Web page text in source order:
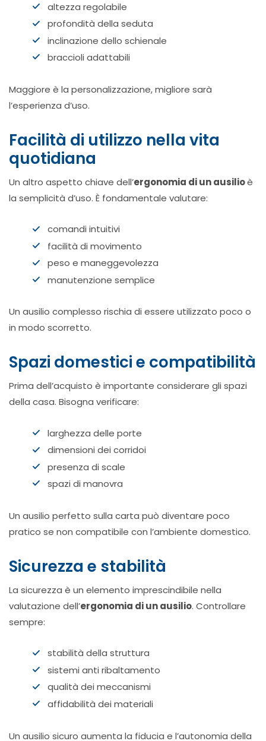
altezza regolabile
profondità della seduta
inclinazione dello schienale
braccioli adattabili
Maggiore è la personalizzazione, migliore sarà
l’esperienza d’uso.
Facilità di utilizzo nella vita
quotidiana
Un altro aspetto chiave dell’ergonomia di un ausilioè
la semplicità d’uso. È fondamentale valutare:
comandi intuitivi
facilità di movimento
peso e maneggevolezza
manutenzione semplice
Un ausilio complesso rischia di essere utilizzato poco o
in modo scorretto.
Spazi domestici e compatibilità
Prima dell’acquisto è importante considerare gli spazi
della casa. Bisogna verificare:
larghezza delle porte
dimensioni dei corridoi
presenza di scale
spazi di manovra
Un ausilio perfetto sulla carta può diventare poco
pratico se non compatibile con l’ambiente domestico.
Sicurezza e stabilità
La sicurezza è un elemento imprescindibile nella
valutazione dell’ergonomia di un ausilio. Controllare
sempre:
stabilità della struttura
sistemi anti ribaltamento
qualità dei meccanismi
affidabilità dei materiali
Un ausilio sicuro aumenta la fiducia e l’autonomia della